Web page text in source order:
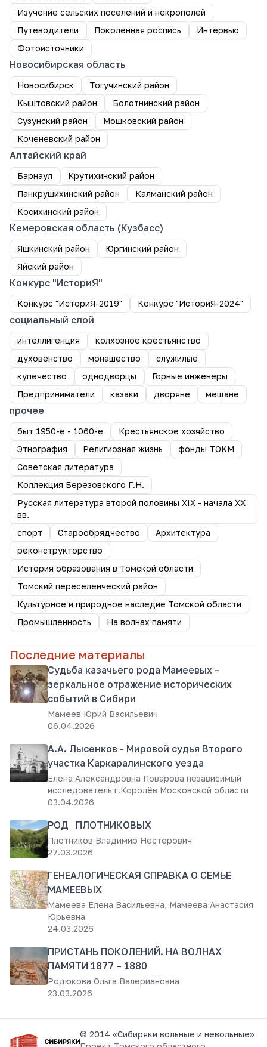
Изучение сельских поселений и некрополей
Путеводители
Поколенная роспись
Интервью
Фотоисточники
Новосибирская область
Новосибирск
Тогучинский район
Кыштовский район
Болотнинский район
Сузунский район
Мошковский район
Коченевский район
Алтайский край
Барнаул
Крутихинский район
Панкрушихинский район
Калманский район
Косихинский район
Кемеровская область (Кузбасс)
Яшкинский район
Юргинский район
Яйский район
Конкурс "ИсториЯ"
Конкурс "ИсториЯ-2019" Конкурс "ИсториЯ-2024"
социальный слой
интеллигенция
колхозное крестьянство
духовенство
монашество
служилые
купечество
однодворцы
Горные инженеры
Предприниматели
казаки дворяне мещане
прочее
быт 1950-е - 1060-е
Крестьянское хозяйство
Этнография
Религиозная жизнь
фонды ТОКМ
Советская литература
Коллекция Березовского Г.Н.
Русская литература второй половины XIX - начала XX
вв.
спорт
Старообрядчество
Архитектура
реконструкторство
История образования в Томской области
Томский переселенческий район
Культурное и природное наследие Томской области
Промышленность
На волнах памяти
Последние материалы
Судьба казачьего рода Мамеевых –
зеркальное отражение исторических
событий в Сибири
Мамеев Юрий Васильевич
06.04.2026
А.А. Лысенков - Мировой судья Второго
участка Каркаралинского уезда
Елена Александровна Поварова независимый
исследователь г.Королёв Московской области
03.04.2026
РОД ПЛОТНИКОВЫХ
Плотников Владимир Нестерович
27.03.2026
ГЕНЕАЛОГИЧЕСКАЯ СПРАВКА О СЕМЬЕ
МАМЕЕВЫХ
Мамеева Елена Васильевна, Мамеева Анастасия
Юрьевна
24.03.2026
ПРИСТАНЬ ПОКОЛЕНИЙ. НА ВОЛНАХ
ПАМЯТИ 1877 – 1880
Родюкова Ольга Валериановна
23.03.2026
© 2014 «Сибиряки вольные и невольные»